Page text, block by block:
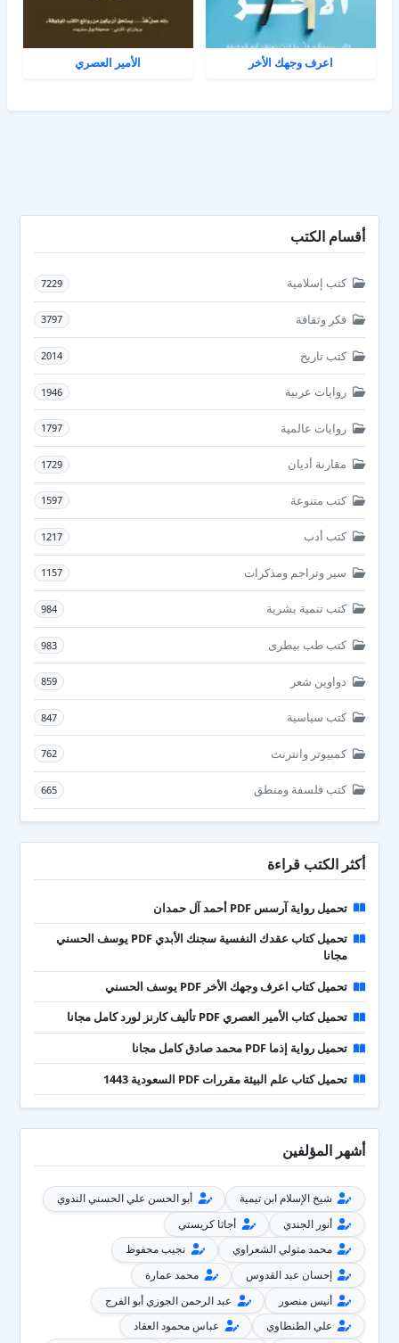
اعرف وجهك الأخر الأمير العصري
أقسام الكتب
كتب إسلامية 7229
فكر وثقافة 3797
كتب تاريخ 2014
روايات عربية 1946
روايات عالمية 1797
مقارنة أديان 1729
كتب متنوعة 1597
كتب أدب 1217
سير وتراجم ومذكرات 1157
كتب تنمية بشرية 984
كتب طب بيطرى 983
دواوين شعر 859
كتب سياسية 847
كمبيوتر وانترنت 762
كتب فلسفة ومنطق 665
أكثر الكتب قراءة
تحميل رواية آرسس PDF أحمد آل حمدان
تحميل كتاب عقدك النفسية سجنك الأبدي PDF يوسف الحسني
مجانا
تحميل كتاب اعرف وجهك الأخر PDF يوسف الحسني
تحميل كتاب الأمير العصري PDF تأليف كارنز لورد كامل مجانا
تحميل رواية إذما PDF محمد صادق كامل مجانا
تحميل كتاب علم البيئة مقررات PDF السعودية 1443
أشهر المؤلفين
شيخ الإسلام ابن تيمية
أبو الحسن علي الحسني الندوي
أنور الجندي
أجاثا كريستي
محمد متولي الشعراوي
نجيب محفوظ
إحسان عبد القدوس
محمد عمارة
أنيس منصور
عبد الرحمن الجوزي أبو الفرج
علي الطنطاوي
عباس محمود العقاد